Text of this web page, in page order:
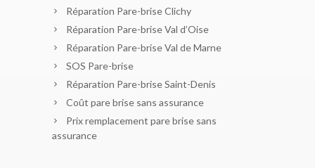
Réparation Pare-brise Clichy
Réparation Pare-brise Val d’Oise
Réparation Pare-brise Val de Marne
SOS Pare-brise
Réparation Pare-brise Saint-Denis
Coût pare brise sans assurance
Prix remplacement pare brise sans
assurance